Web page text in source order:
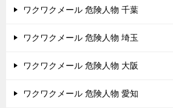
ワクワクメール 危険人物 千葉
ワクワクメール 危険人物 埼玉
ワクワクメール 危険人物 大阪
ワクワクメール 危険人物 愛知